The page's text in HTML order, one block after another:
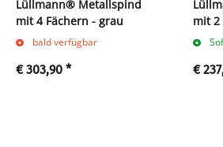
Lüllmann® Metallspind
mit 4 Fächern - grau
bald verfügbar
€ 303,90 *
mit 2
€